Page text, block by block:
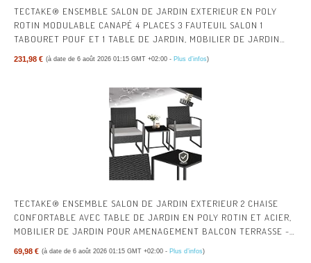
TECTAKE® ENSEMBLE SALON DE JARDIN EXTERIEUR EN POLY
ROTIN MODULABLE CANAPÉ 4 PLACES 3 FAUTEUIL SALON 1
TABOURET POUF ET 1 TABLE DE JARDIN, MOBILIER DE JARDIN
231,98 € (à date de 6 août 2026 01:15 GMT +02:00 - Plus d’infos)
TECTAKE® ENSEMBLE SALON DE JARDIN EXTERIEUR 2 CHAISE
CONFORTABLE AVEC TABLE DE JARDIN EN POLY ROTIN ET ACIER,
MOBILIER DE JARDIN POUR AMENAGEMENT BALCON TERRASSE -
69,98 € (à date de 6 août 2026 01:15 GMT +02:00 - Plus d’infos)